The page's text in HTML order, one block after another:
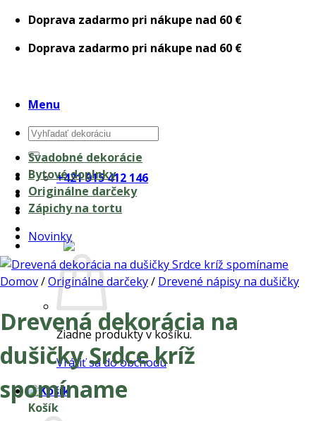
Skip
content
Doprava zadarmo pri nákupe nad 60 €
Doprava zadarmo pri nákupe nad 60 €
Menu
Hľadať:
+421 915 412 146
0,00€
Žiadne produkty v košíku.
Vrátiť sa do obchodu
Košík
Svadobné dekorácie
Bytové doplnky
Originálne darčeky
Zápichy na tortu
Novinky
Domov/Originálne darčeky/ Drevené nápisy na dušičky
Drevená dekorácia na
dušičky Srdce kríž
spomíname